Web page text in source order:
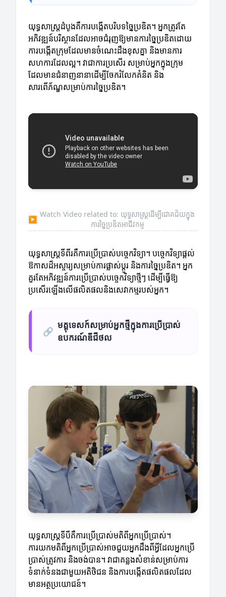
យុទ្ធសាស្ត្រដំបូងគឺការបង្កើតបរិបទច្នៃប្រឌិត។ អ្នកត្រូវតែ
អភិវឌ្ឍន៍បរិស្ថានដែលអាចជំរុញឱ្យមានការច្នៃប្រឌិតដោយ
ការបង្កើតក្រុមដែលមានចំណេះដឹងខុសគ្នា និងមានការ
សហការដែលល្អ។ វាជាការប្រសើរ សម្រាប់អ្នកក្នុងក្រុម
ដែលមានជំនាញនានាដើម្បីចែករំលែកគំនិត និង
សារពើភ័ណ្ឌសម្រាប់ការច្នៃប្រឌិត។
▶
Watch Video related to: យុទ្ធសាស្ត្រដើម្បីជោគជ័យក្នុង
ការច្នៃប្រឌិតអាជីវកម្ម
យុទ្ធសាស្ត្រទីពីរគឺការប្រើប្រាស់បច្ចេកវិទ្យា។ បច្ចេកវិទ្យាផ្តល់
ឱកាសដ៏អស្ចារ្យសម្រាប់ការផ្លាស់ប្តូរ និងការច្នៃប្រឌិត។ អ្នក
គួរតែអភិវឌ្ឍន៍ការប្រើប្រាស់បច្ចេកវិទ្យាថ្មីៗ ដើម្បីធ្វើឱ្យ
ប្រសើរឡើងលើផលិតផលនិងសេវាកម្មរបស់អ្នក។
🔗
មគ្គុទេសក៍សម្រាប់អ្នកថ្មីក្នុងការប្រើប្រាស់
ឧបករណ៍ឌីជីថល
យុទ្ធសាស្ត្រទីបីគឺការប្រើប្រាស់មតិពីអ្នកប្រើប្រាស់។
ការយកមតិពីអ្នកប្រើប្រាស់អាចជួយអ្នកដឹងពីអ្វីដែលអ្នកប្រើ
ប្រាស់ត្រូវការ និងចង់បាន។ វាជាគន្លងសំខាន់សម្រាប់ការ
ទំនាក់ទំនងជាមួយអតិថិជន និងការបង្កើតផលិតផលដែល
មានអត្ថប្រយោជន៍។